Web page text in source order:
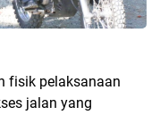
fisik pelaksanaan
jalan yang